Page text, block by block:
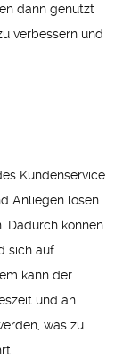
dann genutzt
verbessern und
Kundenservice
Anliegen lösen
Dadurch können
sich auf
kann der
und an
was zu